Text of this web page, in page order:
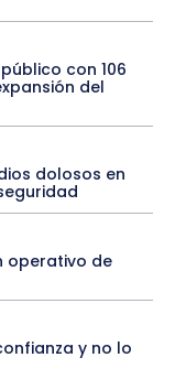
con 106
del
dolosos en
operativo de
y no lo